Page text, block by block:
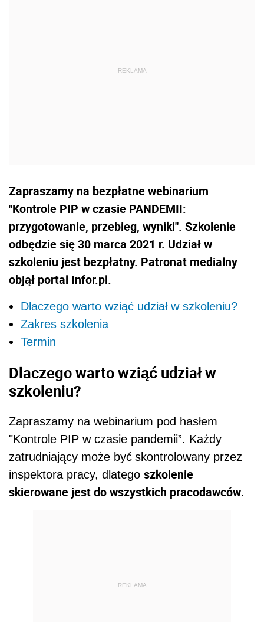
Zapraszamy na bezpłatne webinarium
"Kontrole PIP w czasie PANDEMII:
przygotowanie, przebieg, wyniki". Szkolenie
odbędzie się 30 marca 2021 r. Udział w
szkoleniu jest bezpłatny. Patronat medialny
objął portal Infor.pl.
Dlaczego warto wziąć udział w szkoleniu?
Zakres szkolenia
Termin
Dlaczego warto wziąć udział w
szkoleniu?
Zapraszamy na webinarium pod hasłem
"Kontrole PIP w czasie pandemii”. Każdy
zatrudniający może być skontrolowany przez
inspektora pracy, dlatego szkolenie
skierowane jest do wszystkich pracodawców.
REKLAMA